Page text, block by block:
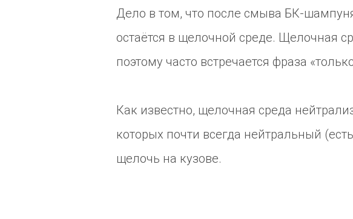
Дело в том, что после смыва БК-
остаётся в щелочной среде. Щелочная
поэтому часто встречается фраза
Как известно, щелочная среда
которых почти всегда нейтральный
щелочь на кузове.